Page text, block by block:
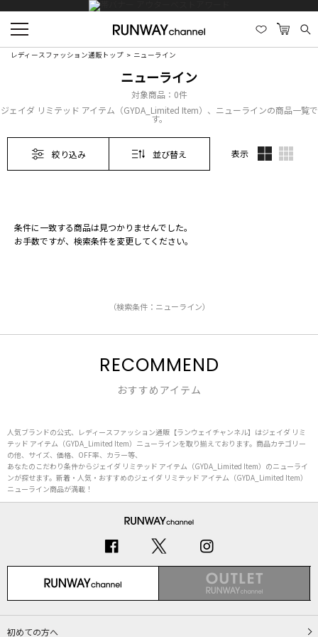
レディースファッション通販トップ ニューライン
ニューライン
対象商品： 0件
ジェイダ リミテッド アイテム（GYDA_Limited Item）、ニューラインの商品一覧で
す。
絞り込み 並び替え 表示
条件に一致する商品は見つかりませんでした。
お手数ですが、検索条件を変更してください。
（検索条件：ニューライン）
RECOMMEND
おすすめアイテム
人気ブランドの公式、レディースファッション通販【ランウェイチャンネル】はジェイダ リミ
テッド アイテム（GYDA_Limited Item）ニューラインを取り揃えております。商品カテゴリー
の他、サイズ、価格、OFF率、カラー等、
あなたのこだわり条件からジェイダ リミテッド アイテム（GYDA_Limited Item）のニューライ
ンが探せます。新着・人気・おすすめのジェイダ リミテッド アイテム（GYDA_Limited Item）
ニューライン商品が満載！
初めての方へ